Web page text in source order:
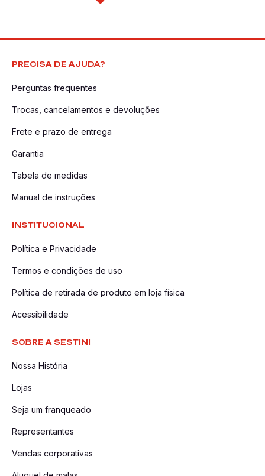
PRECISA DE AJUDA?
Perguntas frequentes
Trocas, cancelamentos e devoluções
Frete e prazo de entrega
Garantia
Tabela de medidas
Manual de instruções
INSTITUCIONAL
Política e Privacidade
Termos e condições de uso
Política de retirada de produto em loja física
Acessibilidade
SOBRE A SESTINI
Nossa História
Lojas
Seja um franqueado
Representantes
Vendas corporativas